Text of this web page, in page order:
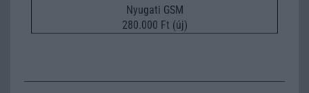
Nyugati GSM
280.000 Ft (új)